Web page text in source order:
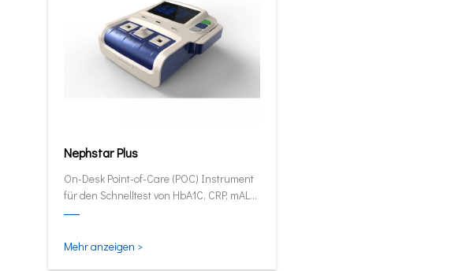
Nephstar Plus
On-Desk Point-of-Care (POC) Instrument
für den Schnelltest von HbA1C, CRP, mALB
und SAA.
Mehr anzeigen >